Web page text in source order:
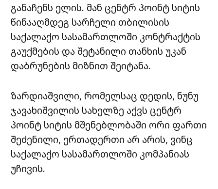
განაჩენს ელის. მან ცენტრ პოინტ სიტის
წინააღმდეგ სარჩელი თბილისის
საქალაქო სასამართლოში კონტრაქტის
გაუქმების და შეტანილი თანხის უკან
დაბრუნების მიზნით შეიტანა.
ზარდიაშვილი, რომელსაც დედის, ნუნუ
ჯავახიშვილის სახელზე აქვს ცენტრ
პოინტ სიტის მშენებლობაში ორი ფართი
შეძენილი, ერთადერთი არ არის, ვინც
საქალაქო სასამართლოში კომპანიას
უჩივის.